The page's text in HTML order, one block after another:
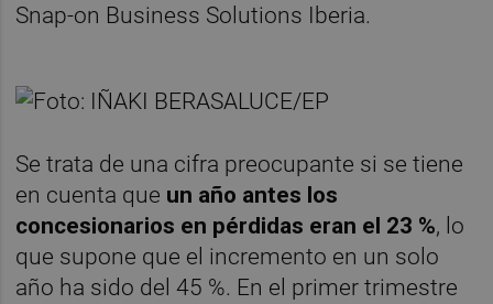
Snap-on Business Solutions Iberia.
Se trata de una cifra preocupante si se tiene
en cuenta que un año antes los
concesionarios en pérdidas eran el 23 %, lo
que supone que el incremento en un solo
año ha sido del 45 %. En el primer trimestre